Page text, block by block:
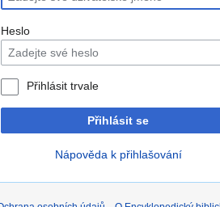
navigaci
vyhledávání
Heslo
Přihlásit trvale
Přihlásit se
Nápověda k přihlašování